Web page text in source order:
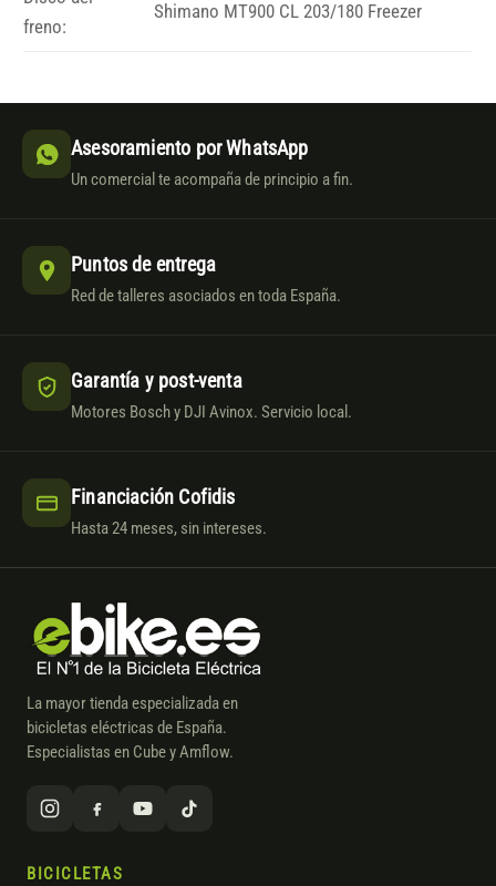
freno:
Shimano MT900 CL 203/180 Freezer
Asesoramiento por WhatsApp
Un comercial te acompaña de principio a fin.
Puntos de entrega
Red de talleres asociados en toda España.
Garantía y post-venta
Motores Bosch y DJI Avinox. Servicio local.
Financiación Cofidis
Hasta 24 meses, sin intereses.
La mayor tienda especializada en
bicicletas eléctricas de España.
Especialistas en Cube y Amflow.
BICICLETAS